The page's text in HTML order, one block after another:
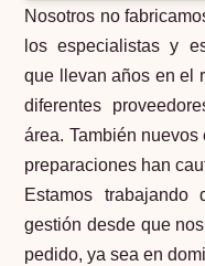
Nosotros no
los especialistas y
que llevan años en el
diferentes
área. También
preparaciones han
Estamos
gestión desde que
pedido, ya sea en